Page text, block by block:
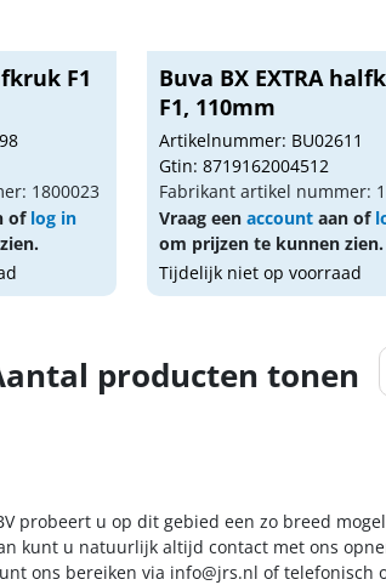
F1
1800023
of log in
Buva BX EXTRA
F1, 110mm
Artikelnummer: BU02611
Gtin: 8719162004512
Fabrikant artikel nummer:
Vraag eenaccount aan of
om prijzen te kunnen zien.
Tijdelijk niet op voorraad
producten tonen
probeert u op dit gebied een zo breed
kunt u natuurlijk altijd contact met ons
ons bereiken via info@jrs.nl of telefonisch